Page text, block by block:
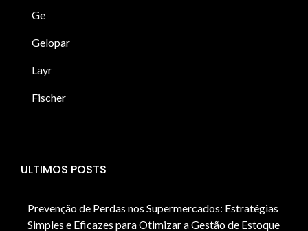
Ge
Gelopar
Layr
Fischer
ULTIMOS POSTS
Prevenção de Perdas nos Supermercados: Estratégias
Simples e Eficazes para Otimizar a Gestão de Estoque